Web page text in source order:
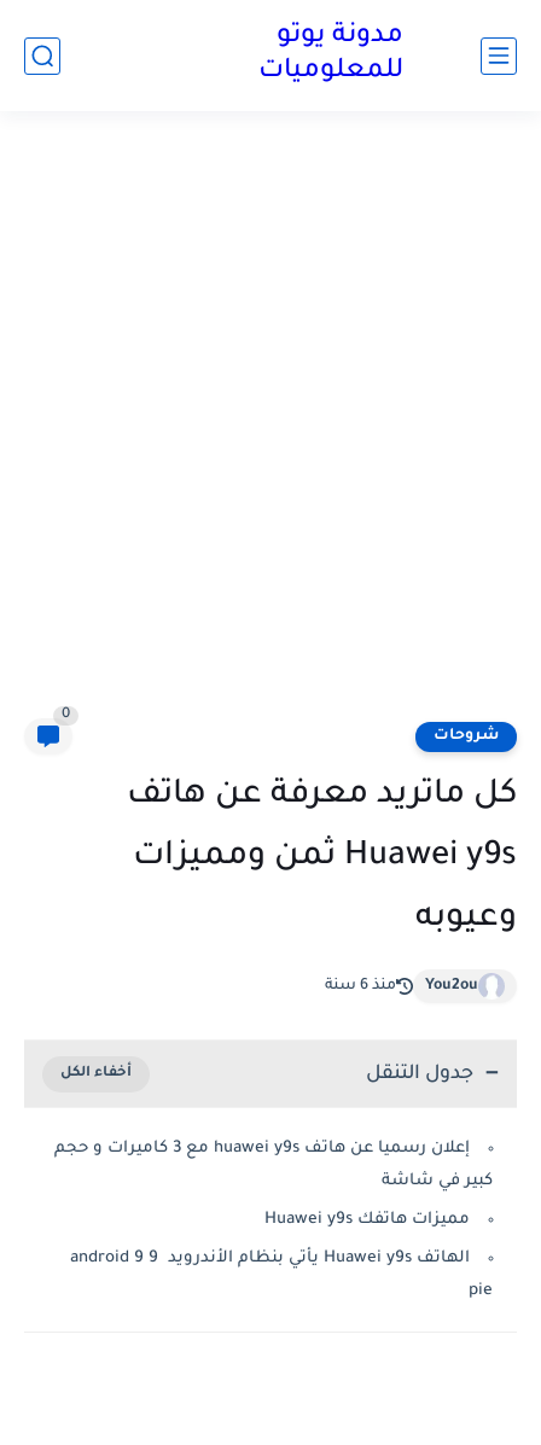
مدونة يوتو
للمعلوميات
شروحات
0
كل ماتريد معرفة عن هاتف
Huawei y9s ثمن ومميزات
وعيوبه
You2ou منذ 6 سنة
جدول التنقل
إعلان رسميا عن هاتف huawei y9s مع 3 كاميرات و حجم
كبير في شاشة
مميزات هاتفك Huawei y9s
الهاتف Huawei y9s يأتي بنظام الأندرويد 9 android 9
pie